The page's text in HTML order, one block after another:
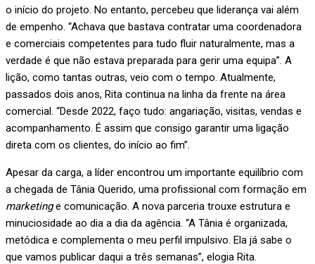
o início do projeto. No entanto, percebeu que liderança vai além
de empenho. “Achava que bastava contratar uma coordenadora
e comerciais competentes para tudo fluir naturalmente, mas a
verdade é que não estava preparada para gerir uma equipa”. A
lição, como tantas outras, veio com o tempo. Atualmente,
passados dois anos, Rita continua na linha da frente na área
comercial. “Desde 2022, faço tudo: angariação, visitas, vendas e
acompanhamento. É assim que consigo garantir uma ligação
direta com os clientes, do início ao fim”.
Apesar da carga, a líder encontrou um importante equilíbrio com
a chegada de Tânia Querido, uma profissional com formação em
marketinge comunicação. A nova parceria trouxe estrutura e
minuciosidade ao dia a dia da agência. “A Tânia é organizada,
metódica e complementa o meu perfil impulsivo. Ela já sabe o
que vamos publicar daqui a três semanas”, elogia Rita.